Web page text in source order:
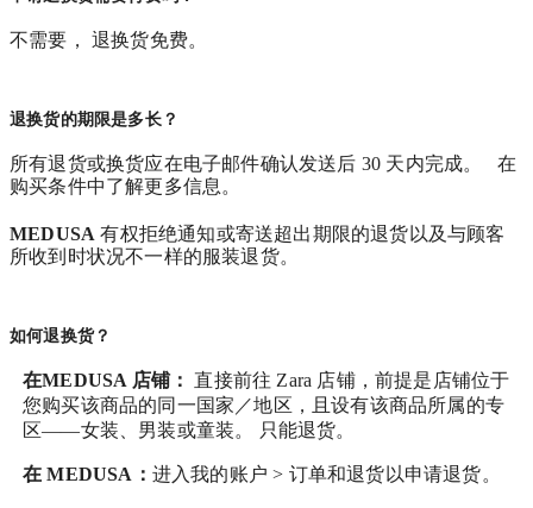
不需要， 退换货免费。
退换货的期限是多长？
所有退货或换货应在电子邮件确认发送后 30 天内完成。 在
购买条件中了解更多信息。
MEDUSA有权拒绝通知或寄送超出期限的退货以及与顾客
所收到时状况不一样的服装退货。
如何退换货？
在MEDUSA 店铺：直接前往 Zara 店铺，前提是店铺位于
您购买该商品的同一国家／地区，且设有该商品所属的专
区——女装、男装或童装。 只能退货。
在MEDUSA ： 进入我的账户 > 订单和退货 以申请退货。